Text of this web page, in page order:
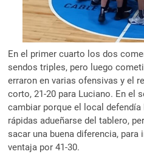
En el primer cuarto los dos
sendos triples, pero luego
erraron en varias ofensivas y el
corto, 21-20 para Luciano. En el
cambiar porque el local
rápidas adueñarse del tablero,
sacar una buena diferencia,
ventaja por 41-30.